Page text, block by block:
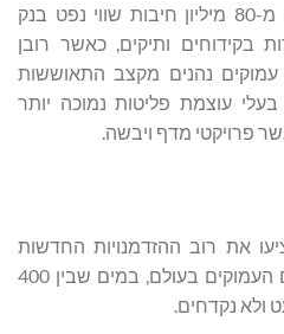
קידוחי גבולות הוסיפו למעלה מ-80 מיליון חיבות שווי נפט בנק
בקידוחים ותיקים, כאשר רובן
נהנים מקצב התאוששות
עוצמת פליטות נמוכה יותר
את רוב ההזדמנויות החדשות
לחיפושים, שכן רוב אגני המים העמוקים בעולם, במים שבין 400